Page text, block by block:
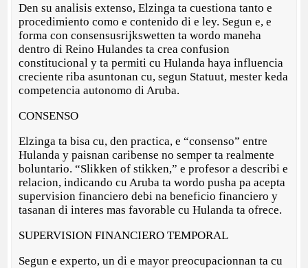
Den su analisis extenso, Elzinga ta cuestiona tanto e
procedimiento como e contenido di e ley. Segun e, e
forma con consensusrijkswetten ta wordo maneha
dentro di Reino Hulandes ta crea confusion
constitucional y ta permiti cu Hulanda haya influencia
creciente riba asuntonan cu, segun Statuut, mester keda
competencia autonomo di Aruba.
CONSENSO
Elzinga ta bisa cu, den practica, e “consenso” entre
Hulanda y paisnan caribense no semper ta realmente
boluntario. “Slikken of stikken,” e profesor a describi e
relacion, indicando cu Aruba ta wordo pusha pa acepta
supervision financiero debi na beneficio financiero y
tasanan di interes mas favorable cu Hulanda ta ofrece.
SUPERVISION FINANCIERO TEMPORAL
Segun e experto, un di e mayor preocupacionnan ta cu